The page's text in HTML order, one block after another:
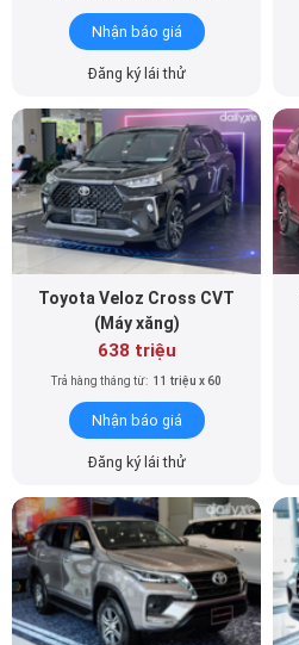
Nhận báo giá
Đăng ký lái thử
Toyota Veloz Cross CVT
(Máy xăng)
638 triệu
Trả hàng tháng từ: 11 triệu x 60
Nhận báo giá
Đăng ký lái thử